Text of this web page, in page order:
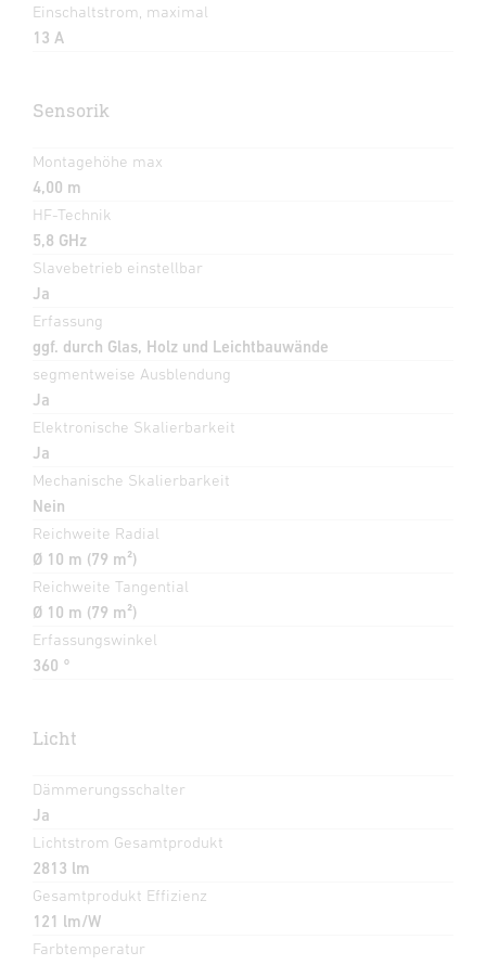
Einschaltstrom, maximal
13 A
Sensorik
Montagehöhe max
4,00 m
HF-Technik
5,8 GHz
Slavebetrieb einstellbar
Ja
Erfassung
ggf. durch Glas, Holz und Leichtbauwände
segmentweise Ausblendung
Ja
Elektronische Skalierbarkeit
Ja
Mechanische Skalierbarkeit
Nein
Reichweite Radial
Ø 10 m (79 m²)
Reichweite Tangential
Ø 10 m (79 m²)
Erfassungswinkel
360 °
Licht
Dämmerungsschalter
Ja
Lichtstrom Gesamtprodukt
2813 lm
Gesamtprodukt Effizienz
121 lm/W
Farbtemperatur